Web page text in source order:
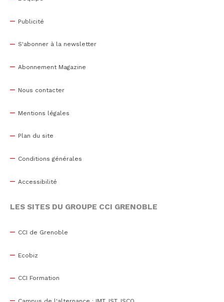
Publicité
S'abonner à la newsletter
Abonnement Magazine
Nous contacter
Mentions légales
Plan du site
Conditions générales
Accessibilité
LES SITES DU GROUPE CCI GRENOBLE
CCI de Grenoble
Ecobiz
CCI Formation